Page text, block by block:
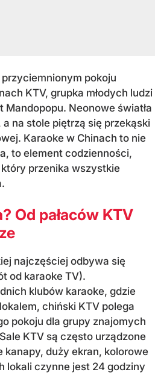
pokoju
KTV, grupka młodych ludzi
Mandopopu. Neonowe światła
na stole piętrzą się przekąski
Karaoke w Chinach to nie
to element codzienności,
przenika wszystkie
Od pałaców KTV
najczęściej odbywa się
od karaoke TV).
klubów karaoke, gdzie
chiński KTV polega
pokoju dla grupy znajomych
KTV są często urządzone
kanapy, duży ekran, kolorowe
lokali czynne jest 24 godziny